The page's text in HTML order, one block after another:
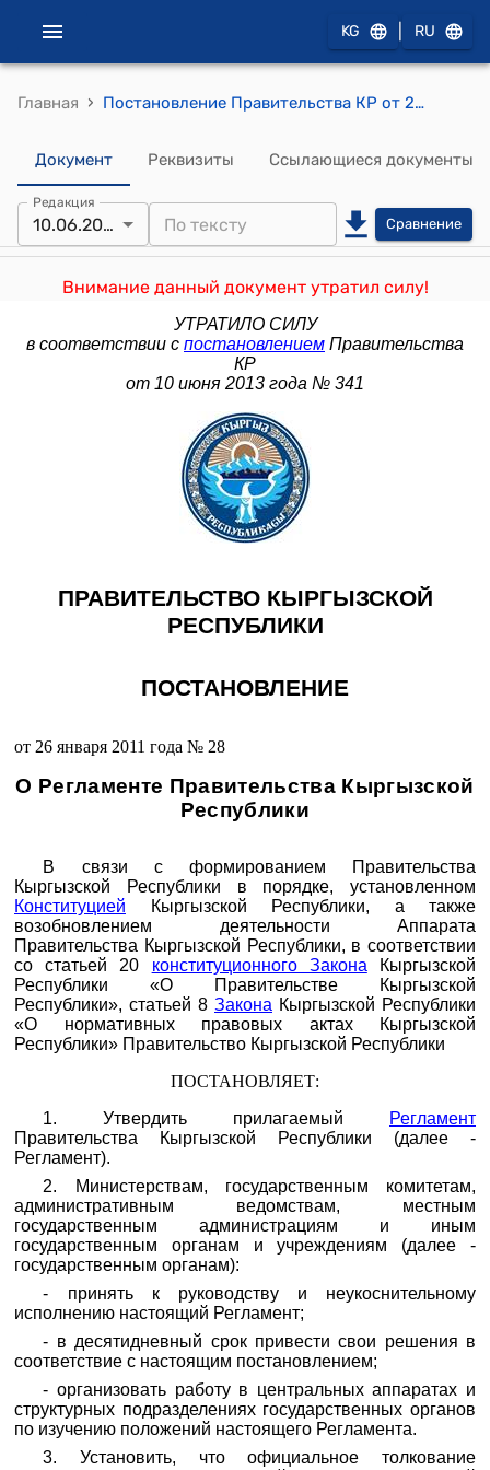
KG RU
Главная › Постановление Правительства КР от 26 января 2011 года №28 "О Регламенте Правительства Кыргызской Республики"
Документ Реквизиты Ссылающиеся документы
Редакция
10.06.2013 Сравнение
Внимание данный документ утратил силу!